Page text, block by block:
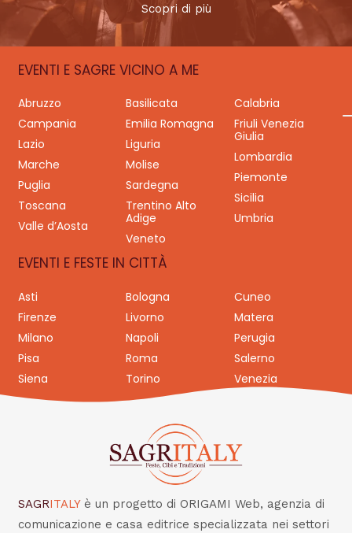
Scopri di più
EVENTI E SAGRE VICINO A ME
Abruzzo Basilicata
Calabria
Campania
Emilia Romagna
Friuli Venezia
Giulia
Lazio
Liguria
Lombardia
Marche
Molise
Piemonte
Puglia
Sardegna
Sicilia
Toscana
Trentino Alto
Adige
Umbria
Valle d’Aosta
Veneto
EVENTI E FESTE IN CITTÀ
Asti Bologna
Cuneo
Firenze
Livorno
Matera
Milano
Napoli
Perugia
Pisa
Roma
Salerno
Siena
Torino Venezia
SAGRITALY è un progetto di ORIGAMI Web, agenzia di
comunicazione e casa editrice specializzata nei settori